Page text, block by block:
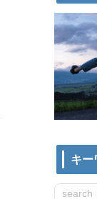
キー